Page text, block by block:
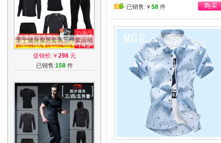
李宁健身服男套装三件套运动
服速干衣紧身衣跑步篮球训练
服健身房
促销价:￥ 298元
已销售:158件
已销售:￥ 58 件